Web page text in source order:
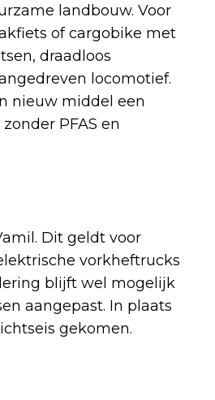
landbouw. Voor
of cargobike met
draadloos
locomotief.
nieuw middel een
PFAS en
Dit geldt voor
vorkheftrucks
blijft wel mogelijk
aangepast. In plaats
gekomen.